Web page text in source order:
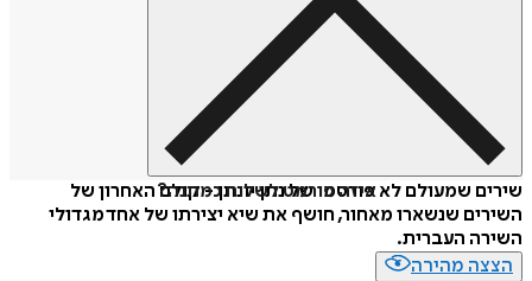
איזה פורמט לשלוח כמתנה?
שירים שמעולם לא פורסמו של נתן יונתן - קולם האחרון של
השירים שנשארו מאחור, חושף את שיא יצירתו של אחד מגדולי
השירה העברית.
הצצה מהירה